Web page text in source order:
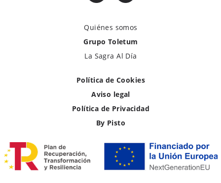
Quiénes somos
Grupo Toletum
La Sagra Al Día
Política de Cookies
Aviso legal
Política de Privacidad
By Pisto